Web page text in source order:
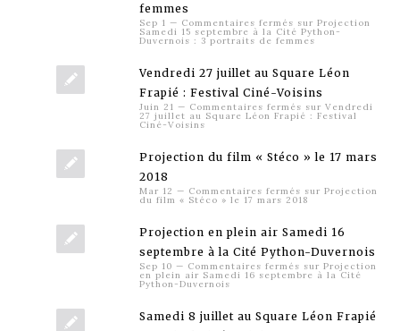
femmes
Sep 1 — Commentaires fermés sur Projection
Samedi 15 septembre à la Cité Python-
Duvernois : 3 portraits de femmes
Vendredi 27 juillet au Square Léon
Frapié : Festival Ciné-Voisins
Juin 21 — Commentaires fermés sur Vendredi
27 juillet au Square Léon Frapié : Festival
Ciné-Voisins
Projection du film « Stéco » le 17 mars
2018
Mar 12 — Commentaires fermés sur Projection
du film « Stéco » le 17 mars 2018
Projection en plein air Samedi 16
septembre à la Cité Python-Duvernois
Sep 10 — Commentaires fermés sur Projection
en plein air Samedi 16 septembre à la Cité
Python-Duvernois
Samedi 8 juillet au Square Léon Frapié